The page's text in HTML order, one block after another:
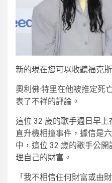
新的現在您可以收聽福克
奧利佛·特里在他被推定死
表了不祥的評論。
這位 32 歲的歌手週日早
直升機相撞事件，據信是
中，這位 32 歲的歌手公
理自己的財富。
「我不相信任何財富或由